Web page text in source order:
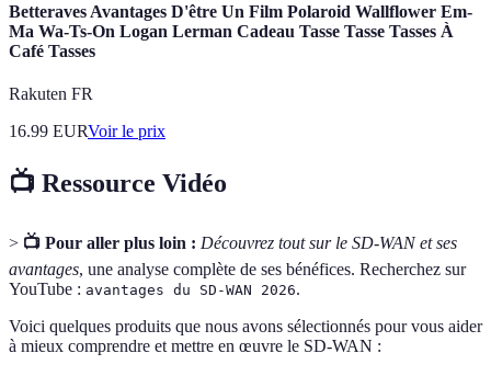
Betteraves Avantages D'être Un Film Polaroid Wallflower Em-
Ma Wa-Ts-On Logan Lerman Cadeau Tasse Tasse Tasses À
Café Tasses
Rakuten FR
16.99 EURVoir le prix
📺 Ressource Vidéo
> 📺 Pour aller plus loin : Découvrez tout sur le SD-WAN et ses
avantages, une analyse complète de ses bénéfices. Recherchez sur
YouTube : avantages du SD-WAN 2026.
Voici quelques produits que nous avons sélectionnés pour vous aider
à mieux comprendre et mettre en œuvre le SD-WAN :